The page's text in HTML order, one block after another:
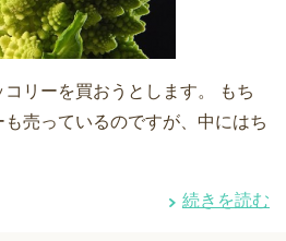
リーを買おうとします。 もち
売っているのですが、中にはち
続きを読む